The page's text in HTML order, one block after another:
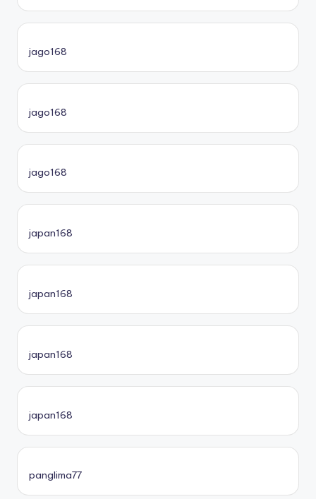
jago168
jago168
jago168
japan168
japan168
japan168
japan168
panglima77